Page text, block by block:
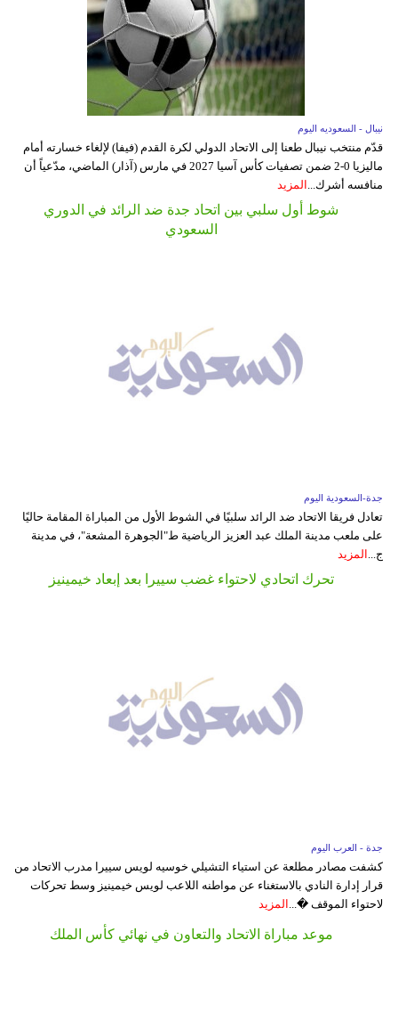
باير ليفركوزن 3 0 فورتونا دوسلدورف
فيردر بريمن 0 3
المزيد من النتائج
نيبال - السعوديه اليوم
قدّم منتخب نيبال طعنا إلى الاتحاد الدولي لكرة القدم (فيفا) لإلغاء خسارته أمام
ماليزيا 0-2 ضمن تصفيات كأس آسيا 2027 في مارس (آذار) الماضي، مدّعياً أن
منافسه أشرك... المزيد
شوط أول سلبي بين اتحاد جدة ضد الرائد في الدوري
السعودي
جدة-السعودية اليوم
تعادل فريقا الاتحاد ضد الرائد سلبيًا في الشوط الأول من المباراة المقامة حاليًا
على ملعب مدينة الملك عبد العزيز الرياضية ط"الجوهرة المشعة"، في مدينة
ج... المزيد
تحرك اتحادي لاحتواء غضب سييرا بعد إبعاد خيمينيز
جدة - العرب اليوم
كشفت مصادر مطلعة عن استياء التشيلي خوسيه لويس سييرا مدرب الاتحاد من
قرار إدارة النادي بالاستغناء عن مواطنه اللاعب لويس خيمينيز وسط تحركات
لاحتواء الموقف �... المزيد
موعد مباراة الاتحاد والتعاون في نهائي كأس الملك